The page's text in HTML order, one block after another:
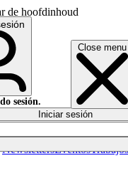
de hoofdinhoud
Close menu
NewslettersEventosTrabajos
sesión.
Iniciar sesión